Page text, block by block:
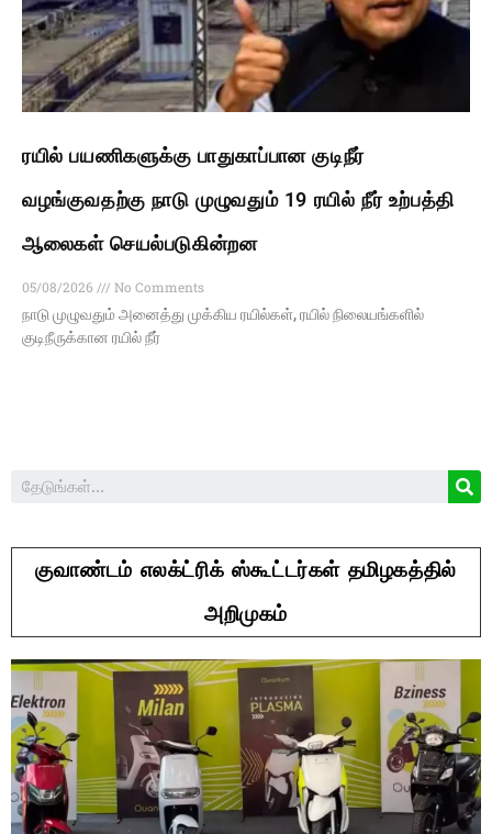
ரயில் பயணிகளுக்கு பாதுகாப்பான குடிநீர்
வழங்குவதற்கு நாடு முழுவதும் 19 ரயில் நீர் உற்பத்தி
ஆலைகள் செயல்படுகின்றன
05/08/2026
No Comments
நாடு முழுவதும் அனைத்து முக்கிய ரயில்கள், ரயில் நிலையங்களில்
குடிநீருக்கான ரயில் நீர்
குவாண்டம் எலக்ட்ரிக் ஸ்கூட்டர்கள் தமிழகத்தில்
அறிமுகம்